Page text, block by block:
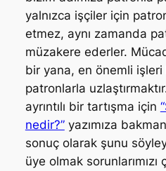
yalnızca işçiler için
etmez, aynı zamanda
müzakere ederler.
bir yana, en önemli
patronlarla
ayrıntılı bir tartışma için
nedir?”yazımıza
sonuç olarak şunu
üye olmak